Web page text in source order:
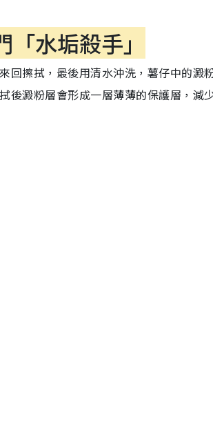
水垢殺手」
回擦拭，最後用清水沖洗，薯仔中的澱
後澱粉層會形成一層薄薄的保護層，減